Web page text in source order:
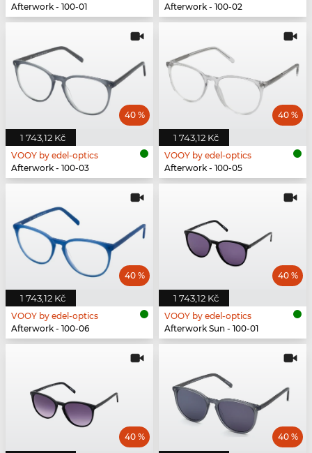
Afterwork - 100-01
Afterwork - 100-02
1 743,12 Kč
40 %
VOOY by edel-optics
Afterwork - 100-03
1 743,12 Kč
40 %
VOOY by edel-optics
Afterwork - 100-05
1 743,12 Kč
40 %
VOOY by edel-optics
Afterwork - 100-06
1 743,12 Kč
40 %
VOOY by edel-optics
Afterwork Sun - 100-01
40 % 40 %